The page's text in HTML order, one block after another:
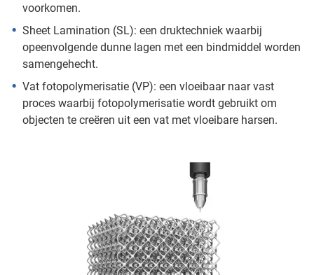
voorkomen.
Sheet Lamination (SL): een druktechniek waarbij
opeenvolgende dunne lagen met een bindmiddel worden
samengehecht.
Vat fotopolymerisatie (VP): een vloeibaar naar vast
proces waarbij fotopolymerisatie wordt gebruikt om
objecten te creëren uit een vat met vloeibare harsen.